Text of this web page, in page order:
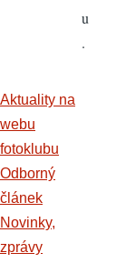
u
.
Aktuality na
webu
fotoklubu
Odborný
článek
Novinky,
zprávy